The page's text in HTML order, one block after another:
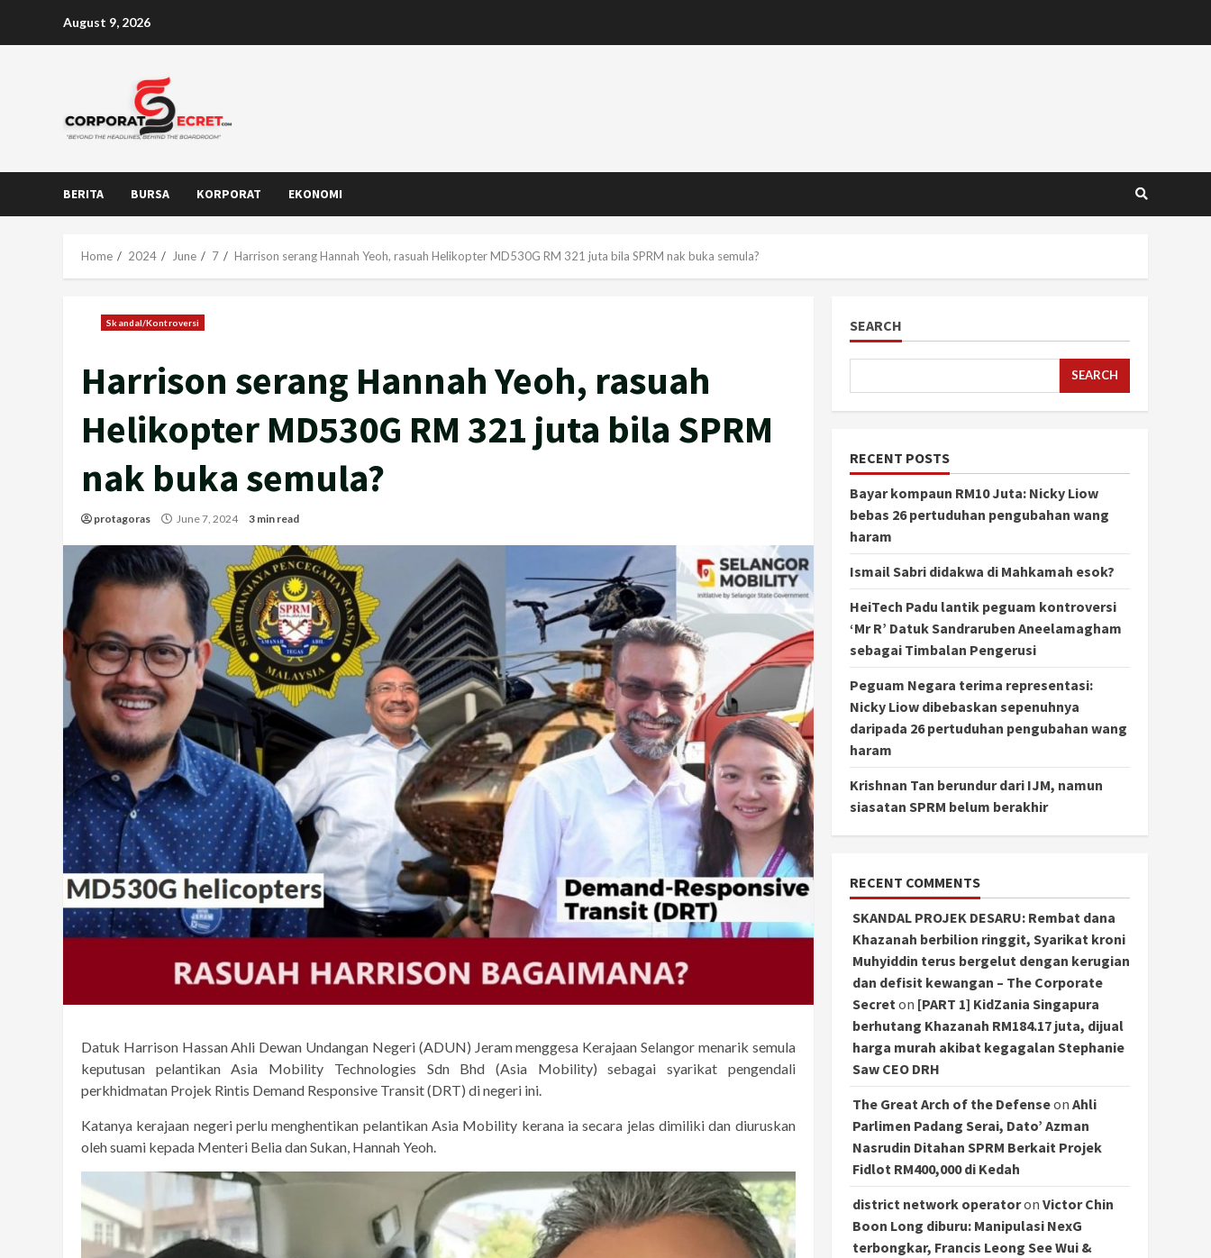
August 9, 2026
BERITA BURSA KORPORAT EKONOMI
Home 2024 June 7 Harrison serang Hannah Yeoh, rasuah Helikopter MD530G RM 321 juta bila SPRM nak buka semula?
Skandal/Kontroversi
Harrison serang Hannah Yeoh, rasuah
Helikopter MD530G RM 321 juta bila SPRM
nak buka semula?
protagoras June 7, 2024 3 min read
Datuk Harrison Hassan Ahli Dewan Undangan Negeri (ADUN) Jeram menggesa Kerajaan Selangor menarik semula
keputusan pelantikan Asia Mobility Technologies Sdn Bhd (Asia Mobility) sebagai syarikat pengendali
perkhidmatan Projek Rintis Demand Responsive Transit (DRT) di negeri ini.
Katanya kerajaan negeri perlu menghentikan pelantikan Asia Mobility kerana ia secara jelas dimiliki dan diuruskan
oleh suami kepada Menteri Belia dan Sukan, Hannah Yeoh.
SEARCH
SEARCH
RECENT POSTS
Bayar kompaun RM10 Juta: Nicky Liow
bebas 26 pertuduhan pengubahan wang
haram
Ismail Sabri didakwa di Mahkamah esok?
HeiTech Padu lantik peguam kontroversi
‘Mr R’ Datuk Sandraruben Aneelamagham
sebagai Timbalan Pengerusi
Peguam Negara terima representasi:
Nicky Liow dibebaskan sepenuhnya
daripada 26 pertuduhan pengubahan wang
haram
Krishnan Tan berundur dari IJM, namun
siasatan SPRM belum berakhir
RECENT COMMENTS
SKANDAL PROJEK DESARU: Rembat dana
Khazanah berbilion ringgit, Syarikat kroni
Muhyiddin terus bergelut dengan kerugian
dan defisit kewangan – The Corporate
Secret on [PART 1] KidZania Singapura
berhutang Khazanah RM184.17 juta, dijual
harga murah akibat kegagalan Stephanie
Saw CEO DRH
The Great Arch of the Defenseon Ahli
Parlimen Padang Serai, Dato’ Azman
Nasrudin Ditahan SPRM Berkait Projek
Fidlot RM400,000 di Kedah
district network operatoron Victor Chin
Boon Long diburu: Manipulasi NexG
terbongkar, Francis Leong See Wui &